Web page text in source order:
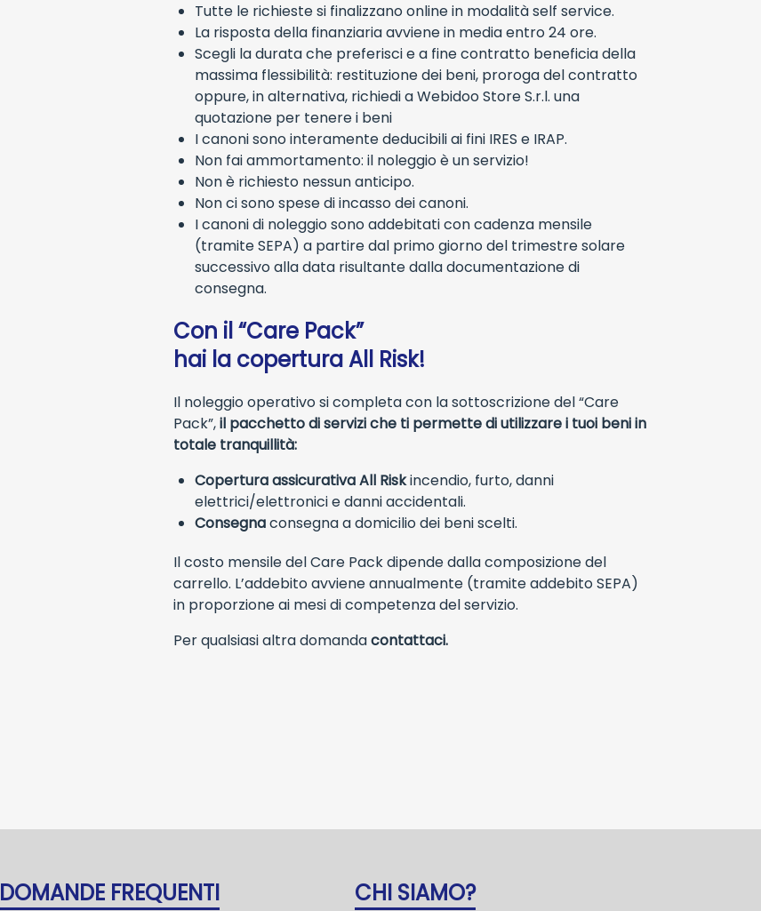
Tutte le richieste si finalizzano online in modalità self service.
La risposta della finanziaria avviene in media entro 24 ore.
Scegli la durata che preferisci e a fine contratto beneficia della
massima flessibilità: restituzione dei beni, proroga del contratto
oppure, in alternativa, richiedi a Webidoo Store S.r.l. una
quotazione per tenere i beni
I canoni sono interamente deducibili ai fini IRES e IRAP.
Non fai ammortamento: il noleggio è un servizio!
Non è richiesto nessun anticipo.
Non ci sono spese di incasso dei canoni.
I canoni di noleggio sono addebitati con cadenza mensile
(tramite SEPA) a partire dal primo giorno del trimestre solare
successivo alla data risultante dalla documentazione di
consegna.
Con il “Care Pack”
hai la copertura All Risk!
Il noleggio operativo si completa con la sottoscrizione del “Care
Pack”,il pacchetto di servizi che ti permette di utilizzare i tuoi beni in
totale tranquillità:
Copertura assicurativa All Riskincendio, furto, danni
elettrici/elettronici e danni accidentali.
Consegnaconsegna a domicilio dei beni scelti.
Il costo mensile del Care Pack dipende dalla composizione del
carrello. L’addebito avviene annualmente (tramite addebito SEPA)
in proporzione ai mesi di competenza del servizio.
Per qualsiasi altra domandacontattaci.
DOMANDE FREQUENTI CHI SIAMO?